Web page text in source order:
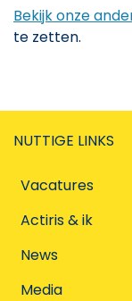
Bekijk onze
te zetten.
NUTTIGE LINKS
Vacatures
Actiris & ik
News
Media